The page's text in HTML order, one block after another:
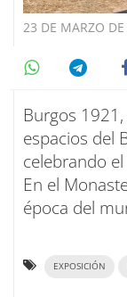
23 DE MARZO
Burgos
espacios del
celebrando
En el
época del
EXPOSICIÓN